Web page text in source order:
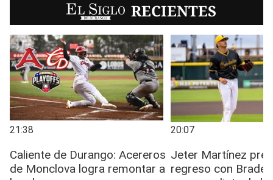
EL SIGLO RECIENTES